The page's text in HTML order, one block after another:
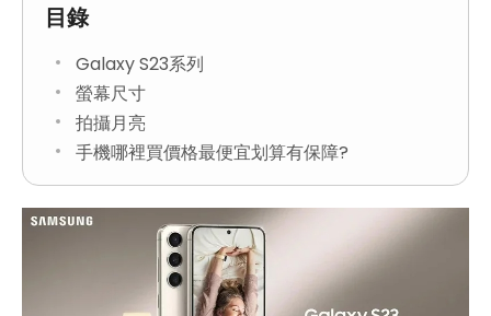
目錄
Galaxy S23系列
螢幕尺寸
拍攝月亮
手機哪裡買價格最便宜划算有保障?